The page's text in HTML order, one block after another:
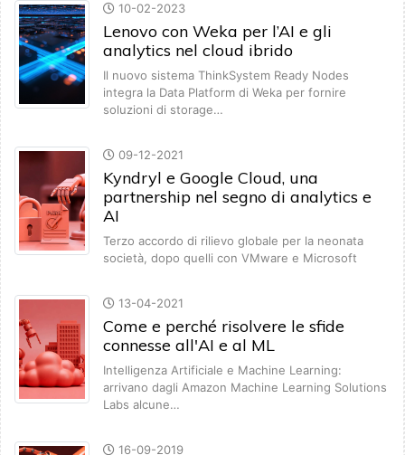
10-02-2023
Lenovo con Weka per l’AI e gli
analytics nel cloud ibrido
Il nuovo sistema ThinkSystem Ready Nodes
integra la Data Platform di Weka per fornire
soluzioni di storage…
09-12-2021
Kyndryl e Google Cloud, una
partnership nel segno di analytics e
AI
Terzo accordo di rilievo globale per la neonata
società, dopo quelli con VMware e Microsoft
13-04-2021
Come e perché risolvere le sfide
connesse all'AI e al ML
Intelligenza Artificiale e Machine Learning:
arrivano dagli Amazon Machine Learning Solutions
Labs alcune…
16-09-2019